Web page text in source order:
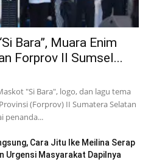
Bara”, Muara Enim
Forprov II Sumsel...
"Si Bara", logo, dan lagu tema
(Forprov) II Sumatera Selatan
penanda...
Cara Jitu Ike Meilina Serap
Urgensi Masyarakat Dapilnya